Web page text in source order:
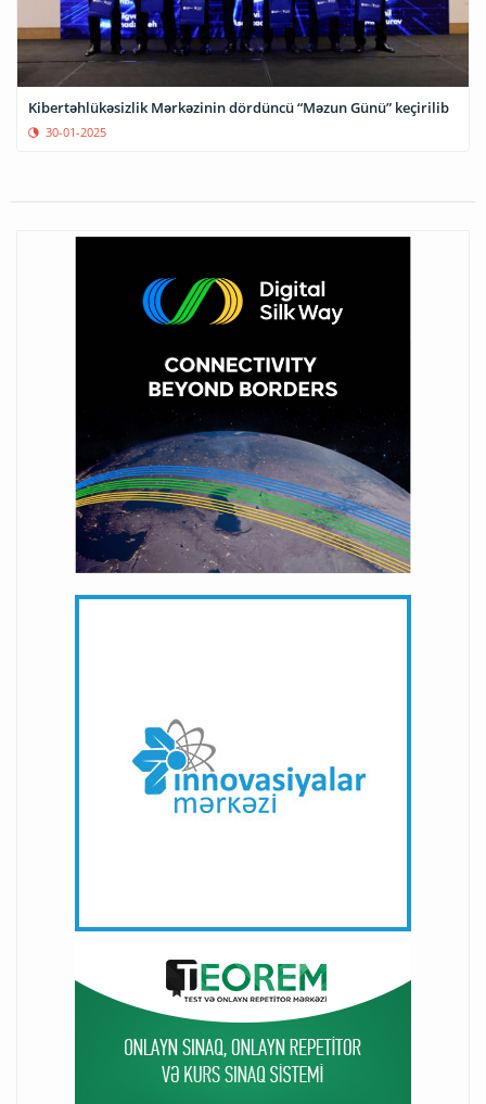
Kibertəhlükəsizlik Mərkəzinin dördüncü “Məzun Günü” keçirilib
30-01-2025